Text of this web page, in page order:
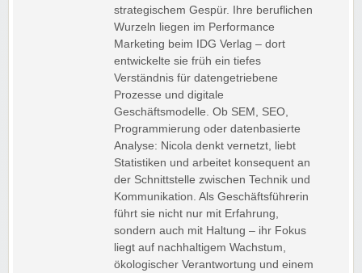
strategischem Gespür. Ihre beruflichen
Wurzeln liegen im Performance
Marketing beim IDG Verlag – dort
entwickelte sie früh ein tiefes
Verständnis für datengetriebene
Prozesse und digitale
Geschäftsmodelle. Ob SEM, SEO,
Programmierung oder datenbasierte
Analyse: Nicola denkt vernetzt, liebt
Statistiken und arbeitet konsequent an
der Schnittstelle zwischen Technik und
Kommunikation. Als Geschäftsführerin
führt sie nicht nur mit Erfahrung,
sondern auch mit Haltung – ihr Fokus
liegt auf nachhaltigem Wachstum,
ökologischer Verantwortung und einem